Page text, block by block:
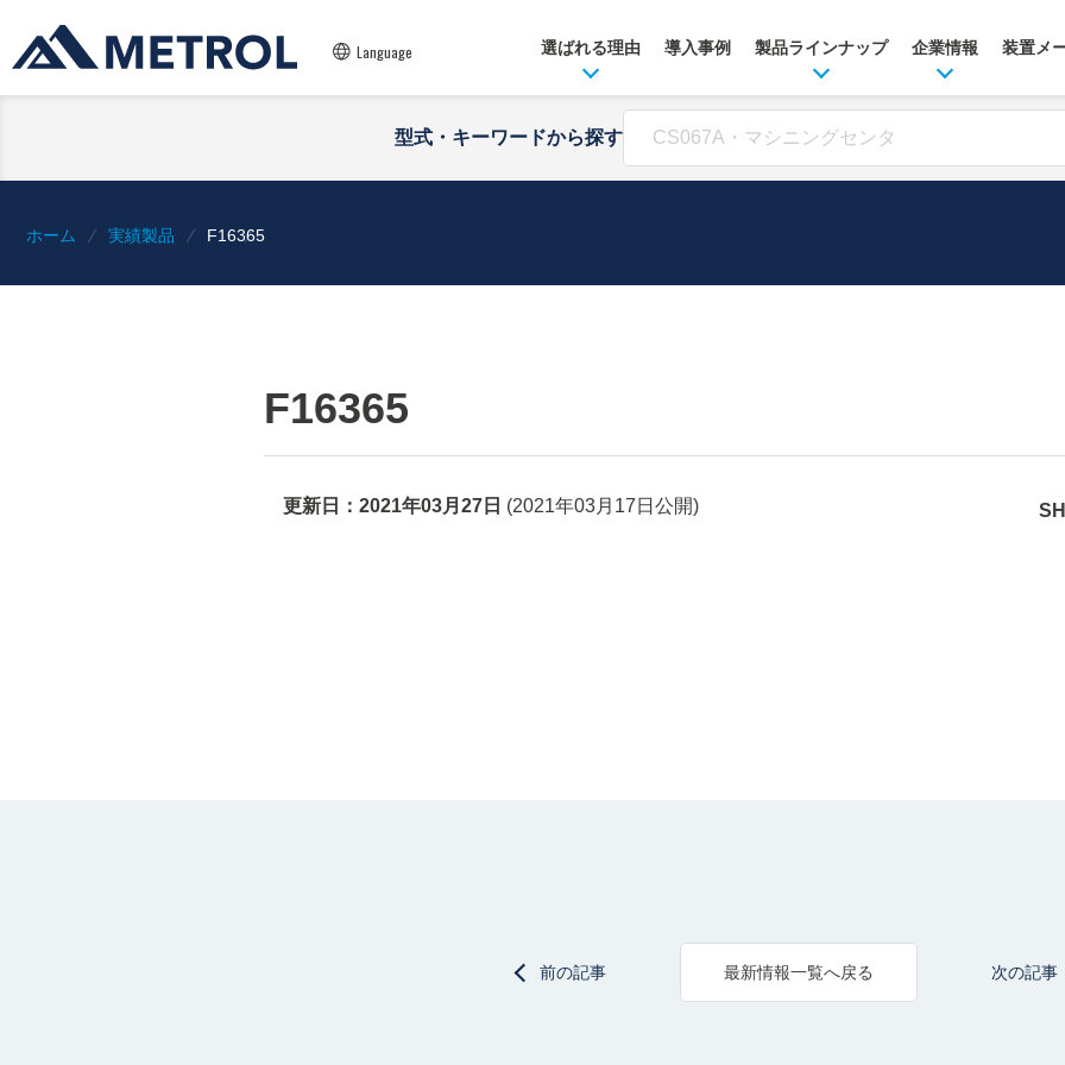
Language 選ばれる理由 導入事例 製品ラインナップ 企業情報 装置メ
型式・キーワードから探す
ホーム 実績製品 F16365
F16365
更新日： 2021年03月27日 (2021年03月17日 公開)
前の記事 最新情報一覧へ戻る 次の記事